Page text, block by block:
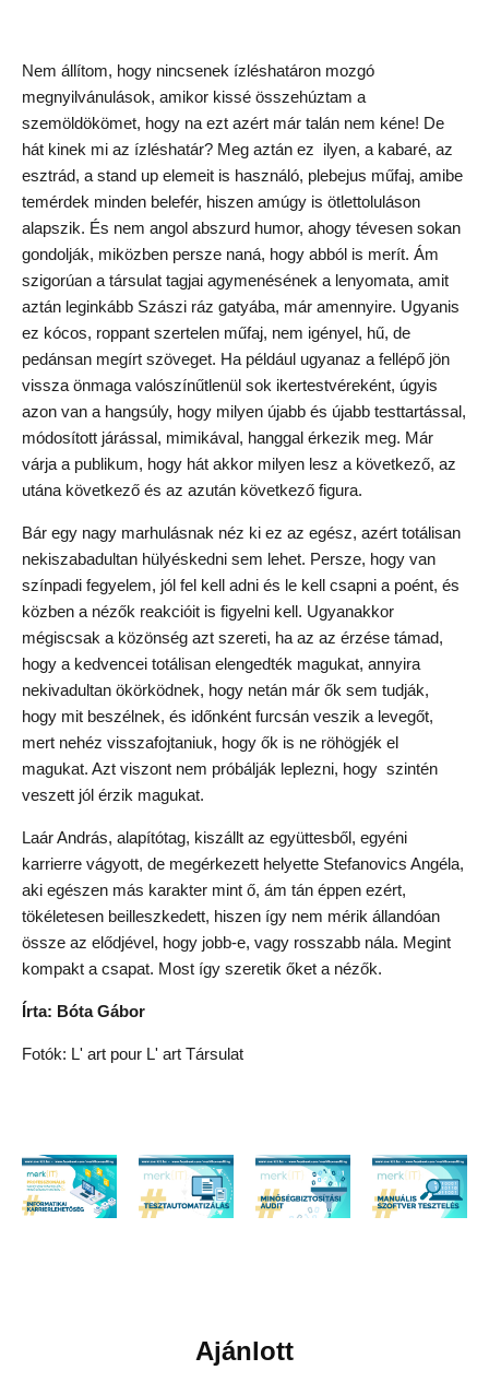
Nem állítom, hogy nincsenek ízléshatáron mozgó
megnyilvánulások, amikor kissé összehúztam a
szemöldökömet, hogy na ezt azért már talán nem kéne! De
hát kinek mi az ízléshatár? Meg aztán ez ilyen, a kabaré, az
esztrád, a stand up elemeit is használó, plebejus műfaj, amibe
temérdek minden belefér, hiszen amúgy is ötlettoluláson
alapszik. És nem angol abszurd humor, ahogy tévesen sokan
gondolják, miközben persze naná, hogy abból is merít. Ám
szigorúan a társulat tagjai agymenésének a lenyomata, amit
aztán leginkább Szászi ráz gatyába, már amennyire. Ugyanis
ez kócos, roppant szertelen műfaj, nem igényel, hű, de
pedánsan megírt szöveget. Ha például ugyanaz a fellépő jön
vissza önmaga valószínűtlenül sok ikertestvéreként, úgyis
azon van a hangsúly, hogy milyen újabb és újabb testtartással,
módosított járással, mimikával, hanggal érkezik meg. Már
várja a publikum, hogy hát akkor milyen lesz a következő, az
utána következő és az azután következő figura.
Bár egy nagy marhulásnak néz ki ez az egész, azért totálisan
nekiszabadultan hülyéskedni sem lehet. Persze, hogy van
színpadi fegyelem, jól fel kell adni és le kell csapni a poént, és
közben a nézők reakcióit is figyelni kell. Ugyanakkor
mégiscsak a közönség azt szereti, ha az az érzése támad,
hogy a kedvencei totálisan elengedték magukat, annyira
nekivadultan ökörködnek, hogy netán már ők sem tudják,
hogy mit beszélnek, és időnként furcsán veszik a levegőt,
mert nehéz visszafojtaniuk, hogy ők is ne röhögjék el
magukat. Azt viszont nem próbálják leplezni, hogy szintén
veszett jól érzik magukat.
Laár András, alapítótag, kiszállt az együttesből, egyéni
karrierre vágyott, de megérkezett helyette Stefanovics Angéla,
aki egészen más karakter mint ő, ám tán éppen ezért,
tökéletesen beilleszkedett, hiszen így nem mérik állandóan
össze az elődjével, hogy jobb-e, vagy rosszabb nála. Megint
kompakt a csapat. Most így szeretik őket a nézők.
Írta: Bóta Gábor
Fotók: L' art pour L' art Társulat
Ajánlott